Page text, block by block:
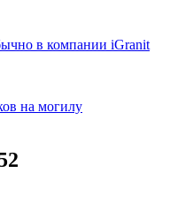
в компании iGranit
на могилу